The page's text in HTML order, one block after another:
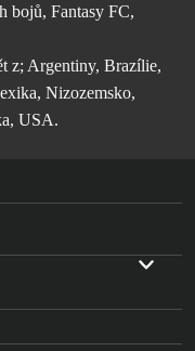
bojů, Fantasy FC,
z; Argentiny, Brazílie,
Nizozemsko,
USA.